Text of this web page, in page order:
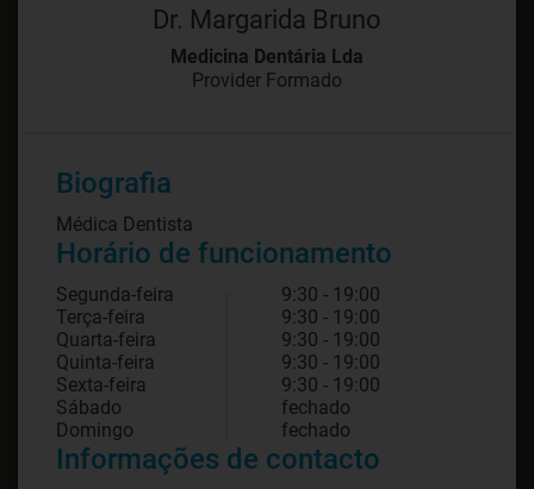
Dr. Margarida Bruno
Medicina Dentária Lda
Provider Formado
Biografia
Médica Dentista
Horário de funcionamento
Segunda-feira
9:30 - 19:00
Terça-feira
9:30 - 19:00
Quarta-feira
9:30 - 19:00
Quinta-feira
9:30 - 19:00
Sexta-feira
9:30 - 19:00
Sábado
fechado
Domingo
fechado
Informações de contacto